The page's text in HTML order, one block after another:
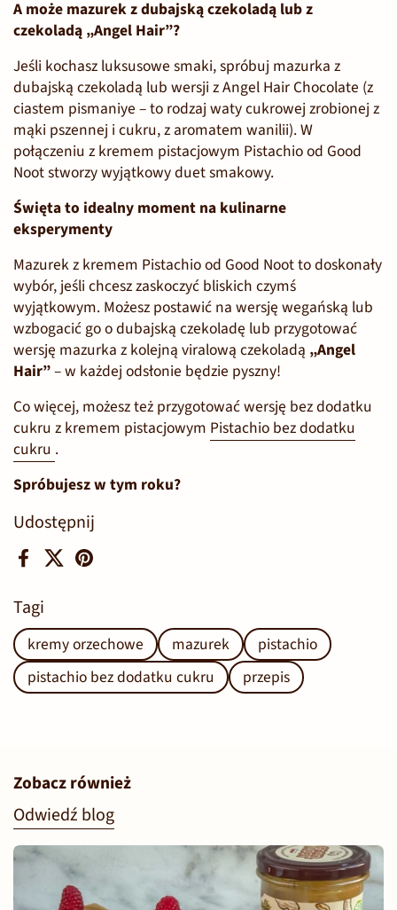
Udostępnij
Facebook
X (Twitter)Pinterest
Tagi
kremy orzechowe mazurek
pistachio
pistachio bez dodatku cukru
przepis
A może mazurek z dubajską czekoladą lub z
czekoladą „Angel Hair”?
Jeśli kochasz luksusowe smaki, spróbuj mazurka z
dubajską czekoladą lub wersji z Angel Hair Chocolate (z
ciastem pismaniye – to rodzaj waty cukrowej zrobionej z
mąki pszennej i cukru, z aromatem wanilii).W
połączeniu z kremem pistacjowym Pistachio od Good
Noot stworzy wyjątkowy duet smakowy.
Święta to idealny moment na kulinarne
eksperymenty
Mazurek z kremem Pistachio od Good Noot to doskonały
wybór, jeśli chcesz zaskoczyć bliskich czymś
wyjątkowym. Możesz postawić na wersję wegańską lub
wzbogacić go o dubajską czekoladę lub przygotować
wersję mazurka z kolejną viralową czekoladą „Angel
Hair”– w każdej odsłonie będzie pyszny!
Co więcej, możesz też przygotować wersję bez dodatku
cukru z kremem pistacjowym Pistachio bez dodatku
cukru .
Spróbujesz w tym roku?
Zobacz również
Odwiedź blog